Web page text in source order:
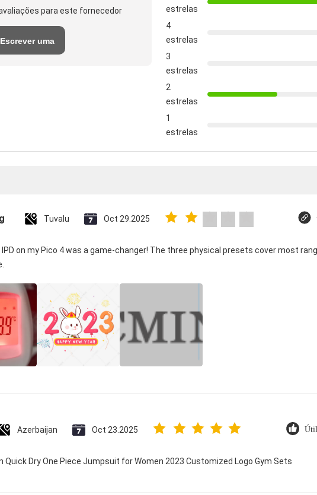
para este fornecedor
Escrever uma
estrelas
4
estrelas
3
estrelas
2
estrelas
1
estrelas
Tuvalu Oct 29.2025
on my Pico 4 was a game-changer! The three physical presets cover most
Azerbaijan Oct 23.2025
Quick Dry One Piece Jumpsuit for Women 2023 Customized Logo Gym Sets